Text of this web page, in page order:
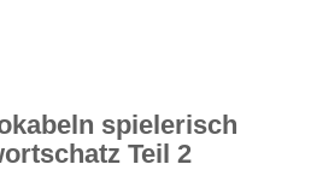
spielerisch
Teil 2